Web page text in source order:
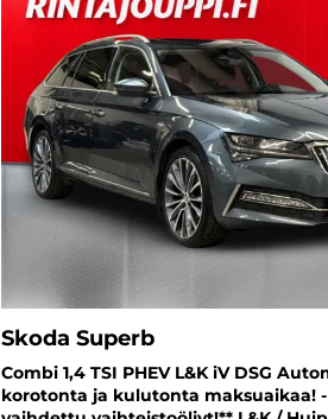
Skoda Superb
Combi 1,4 TSI PHEV L&K iV DSG
korotonta ja kulutonta maksuaikaa!